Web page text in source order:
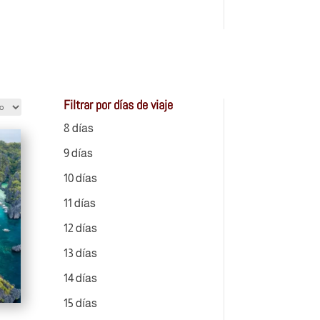
Filtrar por días de viaje
8 días
9 días
10 días
11 días
12 días
13 días
14 días
15 días